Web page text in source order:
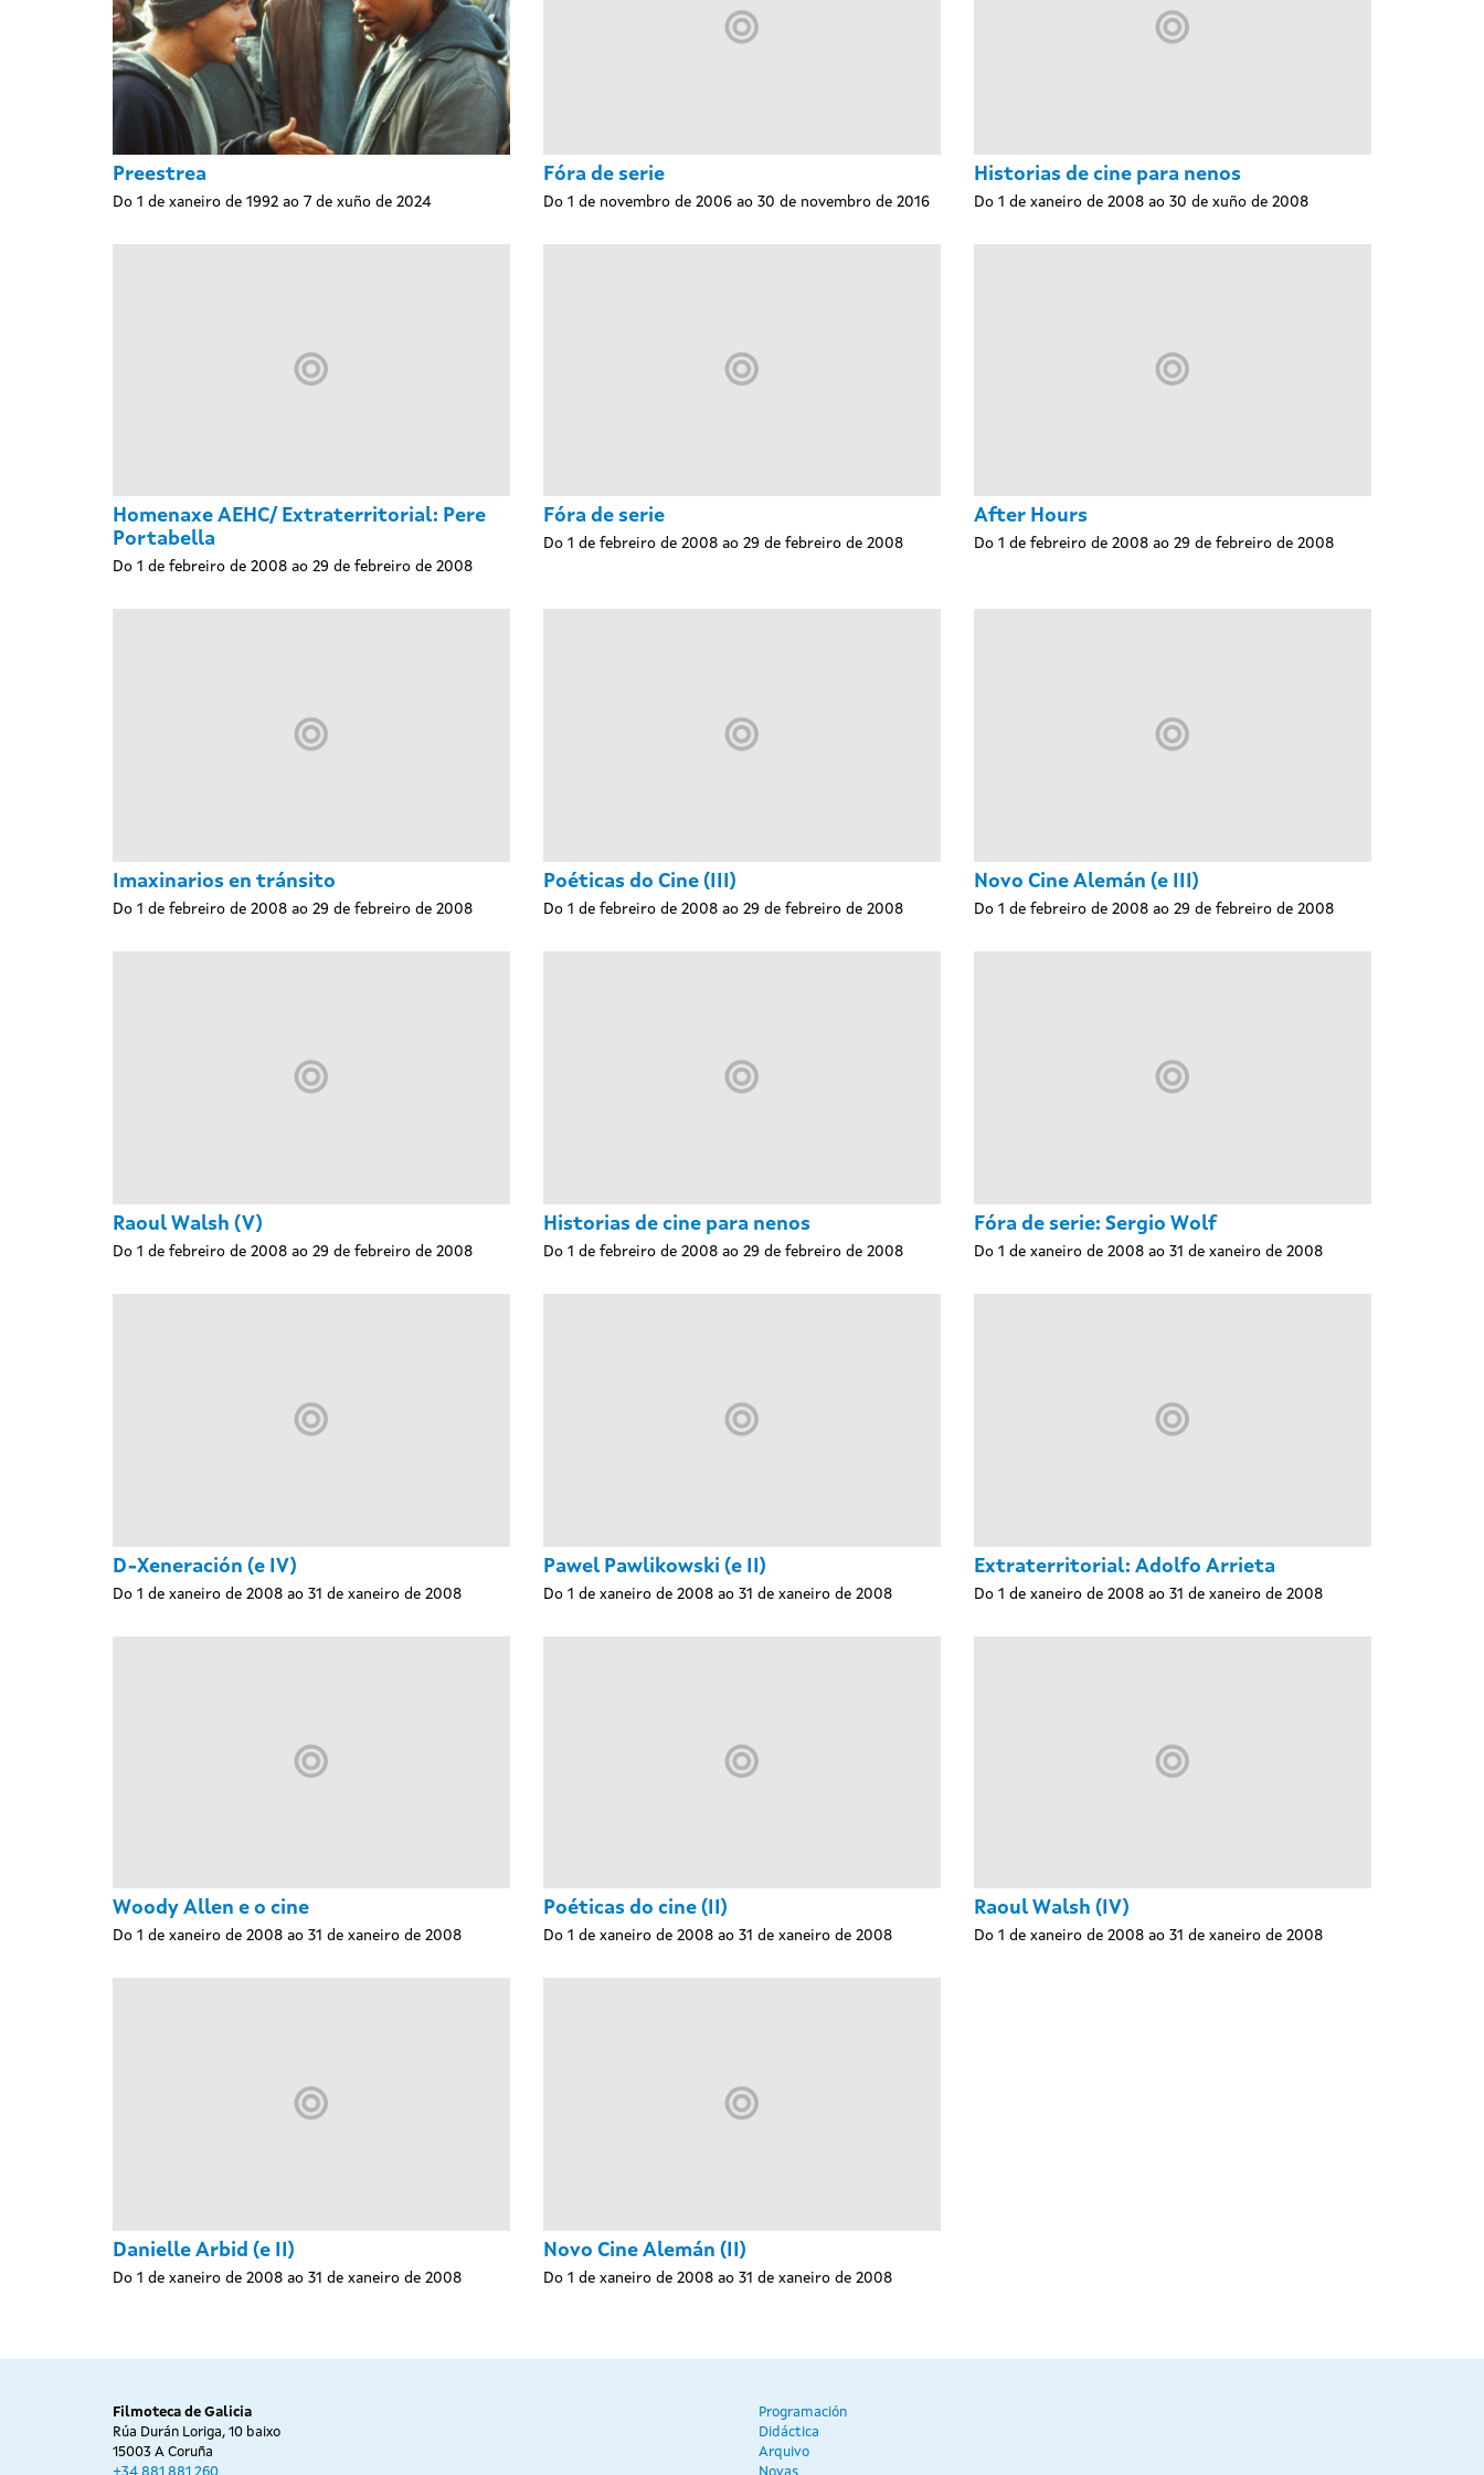
Preestrea
Do 1 de xaneiro de 1992 ao 7 de xuño de 2024
Fóra de serie
Do 1 de novembro de 2006 ao 30 de novembro de 2016
Historias de cine para nenos
Do 1 de xaneiro de 2008 ao 30 de xuño de 2008
Homenaxe AEHC/ Extraterritorial: Pere
Portabella
Do 1 de febreiro de 2008 ao 29 de febreiro de 2008
Fóra de serie
Do 1 de febreiro de 2008 ao 29 de febreiro de 2008
After Hours
Do 1 de febreiro de 2008 ao 29 de febreiro de 2008
Imaxinarios en tránsito
Do 1 de febreiro de 2008 ao 29 de febreiro de 2008
Poéticas do Cine (III)
Do 1 de febreiro de 2008 ao 29 de febreiro de 2008
Novo Cine Alemán (e III)
Do 1 de febreiro de 2008 ao 29 de febreiro de 2008
Raoul Walsh (V)
Do 1 de febreiro de 2008 ao 29 de febreiro de 2008
Historias de cine para nenos
Do 1 de febreiro de 2008 ao 29 de febreiro de 2008
Fóra de serie: Sergio Wolf
Do 1 de xaneiro de 2008 ao 31 de xaneiro de 2008
D-Xeneración (e IV)
Do 1 de xaneiro de 2008 ao 31 de xaneiro de 2008
Pawel Pawlikowski (e II)
Do 1 de xaneiro de 2008 ao 31 de xaneiro de 2008
Extraterritorial: Adolfo Arrieta
Do 1 de xaneiro de 2008 ao 31 de xaneiro de 2008
Woody Allen e o cine
Do 1 de xaneiro de 2008 ao 31 de xaneiro de 2008
Poéticas do cine (II)
Do 1 de xaneiro de 2008 ao 31 de xaneiro de 2008
Raoul Walsh (IV)
Do 1 de xaneiro de 2008 ao 31 de xaneiro de 2008
Danielle Arbid (e II)
Do 1 de xaneiro de 2008 ao 31 de xaneiro de 2008
Novo Cine Alemán (II)
Do 1 de xaneiro de 2008 ao 31 de xaneiro de 2008
Filmoteca de Galicia
Rúa Durán Loriga, 10 baixo
15003 A Coruña
Programación
Didáctica
Arquivo